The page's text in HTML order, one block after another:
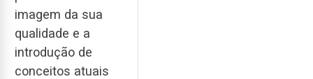
imagem da sua
qualidade e a
introdução de
conceitos atuais